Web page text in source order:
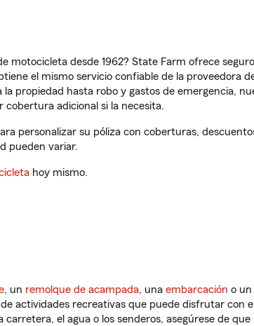
motocicleta desde 1962? State Farm ofrece
el mismo servicio confiable de la proveedora
la propiedad hasta robo y gastos de emergencia,
cobertura adicional si la necesita.
personalizar su póliza con coberturas,
pueden variar.
hoy mismo.
, un remolque de acampada, una embarcación o un
actividades recreativas que puede disfrutar con
el agua o los senderos, asegúrese de